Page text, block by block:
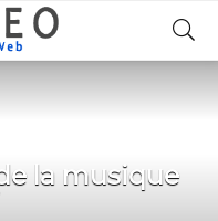
la musique